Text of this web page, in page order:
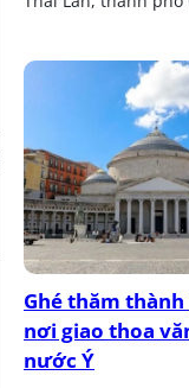
Ghé thăm thành
nơi giao thoa
nước Ý